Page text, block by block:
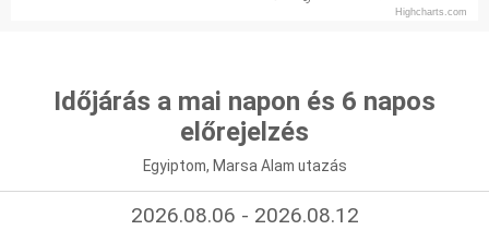
Highcharts.com
Időjárás a mai napon és 6 napos
előrejelzés
Egyiptom, Marsa Alam utazás
2026.08.06 - 2026.08.12